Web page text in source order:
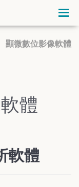
顯微數位影像軟體
體
軟體